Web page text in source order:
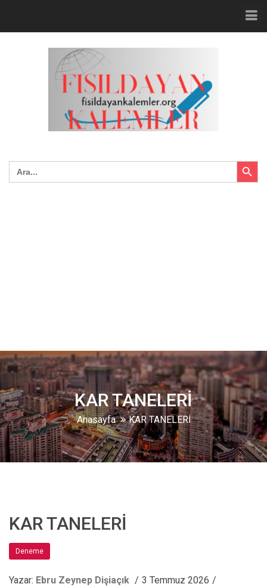
Search
for:
Search Button
KAR TANELERİ
Anasayfa KAR TANELERİ
KAR TANELERİ
Deneme
Yazar: Ebru Zeynep Dişiaçık 3 Temmuz 2026